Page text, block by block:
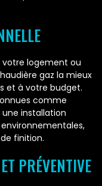
votre logement ou
gaz la mieux
et à votre budget.
comme
une installation
finition.
PRÉVENTIVE